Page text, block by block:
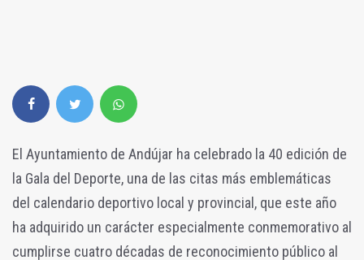
El Ayuntamiento de Andújar ha celebrado la 40 edición de
la Gala del Deporte, una de las citas más emblemáticas
del calendario deportivo local y provincial, que este año
ha adquirido un carácter especialmente conmemorativo al
cumplirse cuatro décadas de reconocimiento público al